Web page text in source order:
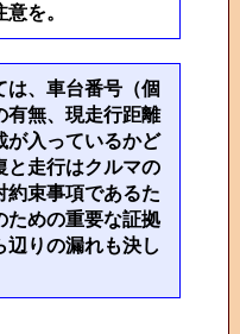
を。
、車台番号（個
無、現走行距離
が入っているかど
走行はクルマの
約束事項であるた
ための重要な証拠
りの漏れも決し